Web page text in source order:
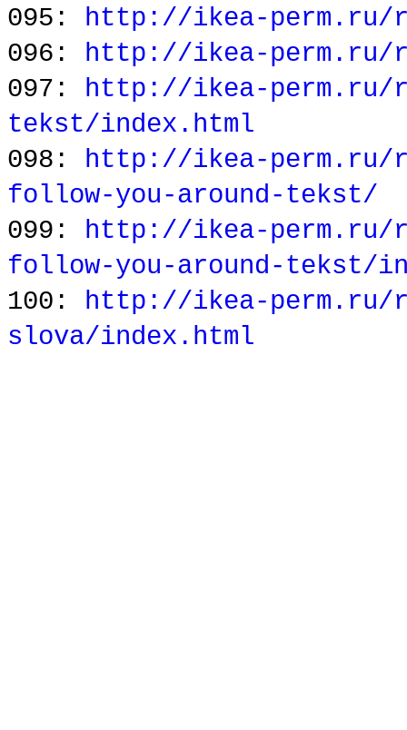
095: http://ikea-perm.ru/
096: http://ikea-perm.ru/
097: http://ikea-perm.ru/
tekst/index.html
098: http://ikea-perm.ru/
follow-you-around-tekst/
099: http://ikea-perm.ru/
follow-you-around-tekst/
100: http://ikea-perm.ru/
slova/index.html